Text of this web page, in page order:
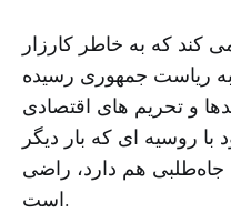
کند که به خاطر کارزار
ریاست جمهوری رسیده
و تحریم های اقتصادی
با روسیه ای که بار دیگر
جاه‌طلبی هم دارد، راضی
است.